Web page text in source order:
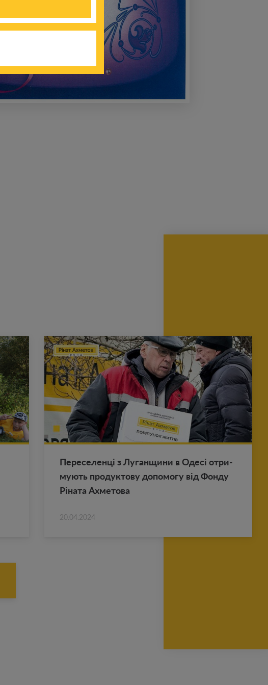
Пе­ре­се­ленці з Лу­ган­щи­ни в Одесі от­ри­
му­ють про­дук­то­ву до­по­мо­гу від Фонду
Ріната Ах­ме­то­ва
20.04.2024